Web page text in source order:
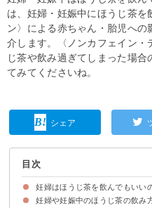
は、妊婦・妊娠中にほうじ茶を
ン〉による赤ちゃん・胎児へ
介します。〈ノンカフェイン・
じ茶や飲み過ぎてしまった場
てみてくださいね。
シェア
目次
妊婦はほうじ茶を飲んでもいい
ほうじ茶にはカフェインが含ま
妊婦や妊娠中のほうじ茶の飲み